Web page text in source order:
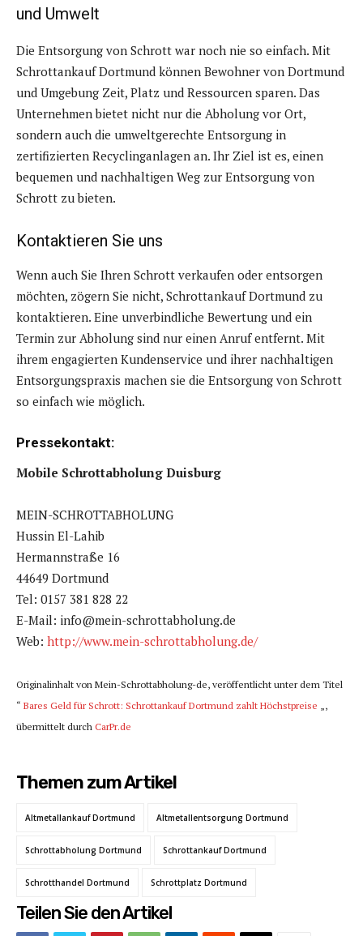
und Umwelt
Die Entsorgung von Schrott war noch nie so einfach. Mit
Schrottankauf Dortmund können Bewohner von Dortmund
und Umgebung Zeit, Platz und Ressourcen sparen. Das
Unternehmen bietet nicht nur die Abholung vor Ort,
sondern auch die umweltgerechte Entsorgung in
zertifizierten Recyclinganlagen an. Ihr Ziel ist es, einen
bequemen und nachhaltigen Weg zur Entsorgung von
Schrott zu bieten.
Kontaktieren Sie uns
Wenn auch Sie Ihren Schrott verkaufen oder entsorgen
möchten, zögern Sie nicht, Schrottankauf Dortmund zu
kontaktieren. Eine unverbindliche Bewertung und ein
Termin zur Abholung sind nur einen Anruf entfernt. Mit
ihrem engagierten Kundenservice und ihrer nachhaltigen
Entsorgungspraxis machen sie die Entsorgung von Schrott
so einfach wie möglich.
Pressekontakt:
Mobile Schrottabholung Duisburg
MEIN-SCHROTTABHOLUNG
Hussin El-Lahib
Hermannstraße 16
44649 Dortmund
Tel: 0157 381 828 22
E-Mail: info@mein-schrottabholung.de
Web: http://www.mein-schrottabholung.de/
Originalinhalt von Mein-Schrottabholung-de, veröffentlicht unter dem Titel
“ Bares Geld für Schrott: Schrottankauf Dortmund zahlt Höchstpreise „,
übermittelt durch CarPr.de
Themen zum Artikel
Altmetallankauf Dortmund Altmetallentsorgung Dortmund
Schrottabholung Dortmund Schrottankauf Dortmund
Schrotthandel Dortmund Schrottplatz Dortmund
Teilen Sie den Artikel